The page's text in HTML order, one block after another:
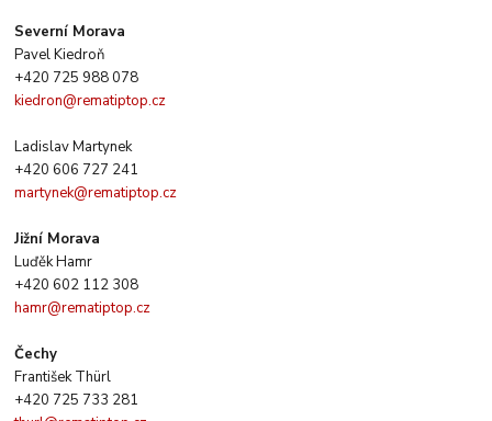
Severní Morava
Pavel Kiedroň
+420 725 988 078
kiedron@rematiptop.cz
Ladislav Martynek
+420 606 727 241
martynek@rematiptop.cz
Jižní Morava
Luďěk Hamr
+420 602 112 308
hamr@rematiptop.cz
Čechy
František Thürl
+420 725 733 281